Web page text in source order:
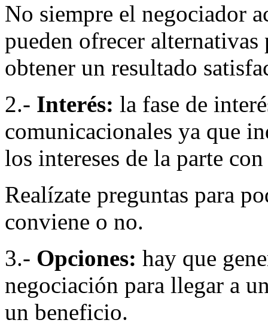
No siempre el negociador
pueden ofrecer alternativas
obtener un resultado
2.- Interés: la fase de
comunicacionales ya que
los intereses de la parte
Realízate preguntas para
conviene o no.
3.- Opciones: hay que
negociación para llegar a
un beneficio.